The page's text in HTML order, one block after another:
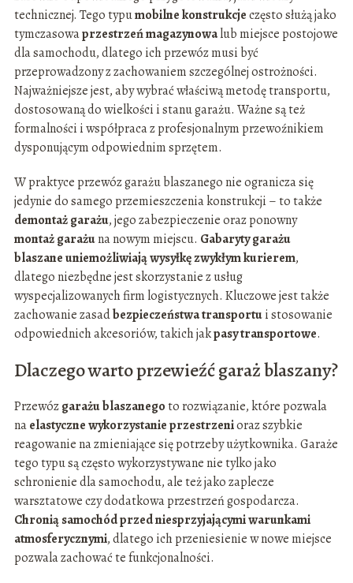
technicznej. Tego typumobilne konstrukcjeczęsto służą jako
tymczasowaprzestrzeń magazynowalub miejsce postojowe
dla samochodu, dlatego ich przewóz musi być
przeprowadzony z zachowaniem szczególnej ostrożności.
Najważniejsze jest, aby wybrać właściwą metodę transportu,
dostosowaną do wielkości i stanu garażu. Ważne są też
formalności i współpraca z profesjonalnym przewoźnikiem
dysponującym odpowiednim sprzętem.
W praktyce przewóz garażu blaszanego nie ogranicza się
jedynie do samego przemieszczenia konstrukcji – to także
demontaż garażu, jego zabezpieczenie oraz ponowny
montaż garażuna nowym miejscu. Gabaryty garażu
blaszane uniemożliwiają wysyłkę zwykłym kurierem,
dlatego niezbędne jest skorzystanie z usług
wyspecjalizowanych firm logistycznych. Kluczowe jest także
zachowanie zasadbezpieczeństwa transportui stosowanie
odpowiednich akcesoriów, takich jakpasy transportowe.
Dlaczego warto przewieźć garaż blaszany?
Przewózgarażu blaszanegoto rozwiązanie, które pozwala
naelastyczne wykorzystanie przestrzenioraz szybkie
reagowanie na zmieniające się potrzeby użytkownika. Garaże
tego typu są często wykorzystywane nie tylko jako
schronienie dla samochodu, ale też jako zaplecze
warsztatowe czy dodatkowa przestrzeń gospodarcza.
Chronią samochód przed niesprzyjającymi warunkami
atmosferycznymi, dlatego ich przeniesienie w nowe miejsce
pozwala zachować te funkcjonalności.